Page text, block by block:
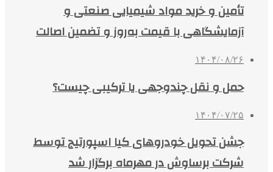
تأمین و خرید مواد شیمیایی صنعتی و
آزمایشگاهی با قیمت به‌روز و تضمین اصالت
۱۴۰۴/۰۸/۲۶
حمل و نقل چندوجهی یا ترکیبی چیست؟
۱۴۰۴/۰۷/۲۵
جشن تحویل خودروهای کیا اسپورتیج توسط
شرکت برساوش در مهرماه برگزار شد